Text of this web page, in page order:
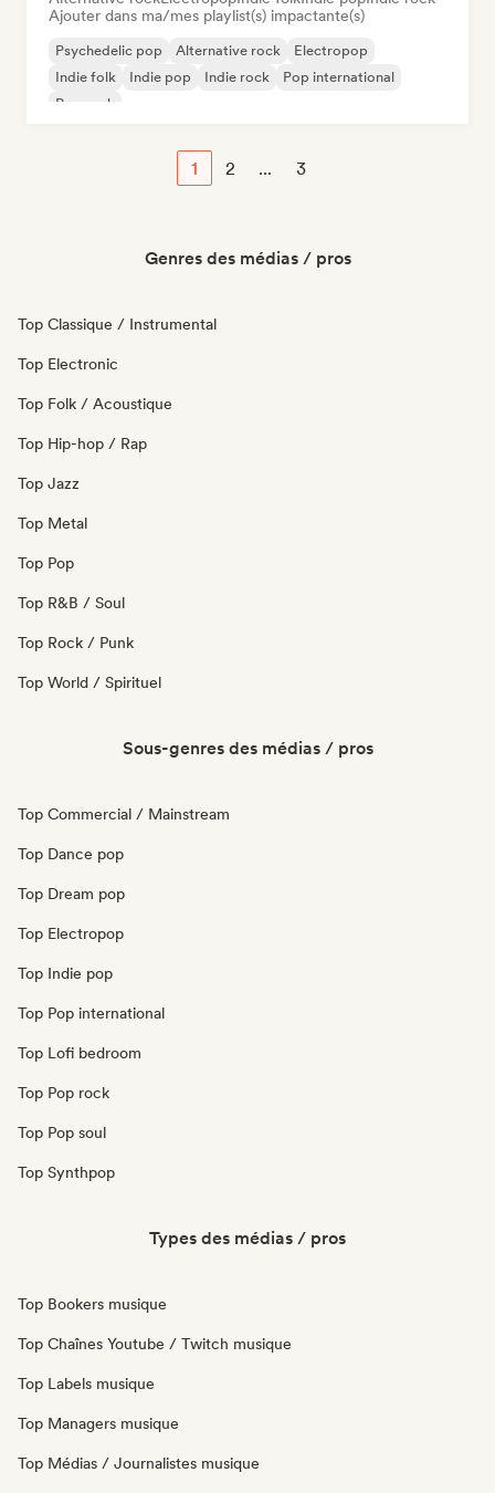
Ajouter dans ma/mes playlist(s) impactante(s)
Psychedelic pop Alternative rock
Electropop
Indie folk
Indie pop Indie rock
Pop international
Pop rock
1 2 ... 3
Genres des médias / pros
Top Classique / Instrumental
Top Electronic
Top Folk / Acoustique
Top Hip-hop / Rap
Top Jazz
Top Metal
Top Pop
Top R&B / Soul
Top Rock / Punk
Top World / Spirituel
Sous-genres des médias / pros
Top Commercial / Mainstream
Top Dance pop
Top Dream pop
Top Electropop
Top Indie pop
Top Pop international
Top Lofi bedroom
Top Pop rock
Top Pop soul
Top Synthpop
Types des médias / pros
Top Bookers musique
Top Chaînes Youtube / Twitch musique
Top Labels musique
Top Managers musique
Top Médias / Journalistes musique